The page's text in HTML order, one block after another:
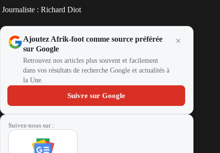
Journaliste : Richard Diot
Ajoutez Afrik-foot comme source préférée
sur Google
Retrouvez nos articles plus souvent et facilement
dans vos résultats de recherche Google et actualités à
la Une.
Suivre sur Google
Suivez-nous sur :